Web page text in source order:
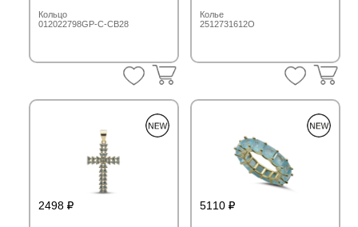
Колье
2512731612O
Кольцо
012022798GP-C-CB28
5110
2498